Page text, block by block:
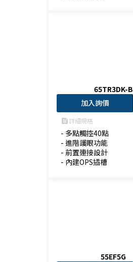
65TR3DK-B
加入詢價
feed詳細規格
- 多點觸控40點
- 進階護眼功能
- 前置連接設計
- 內建OPS插槽
55EF5G